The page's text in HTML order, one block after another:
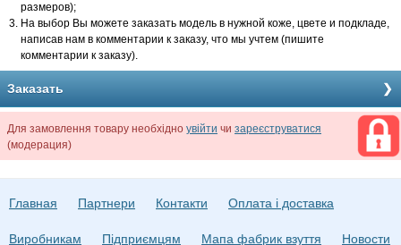
размеров);
На выбор Вы можете заказать модель в нужной коже, цвете и подкладе,
написав нам в комментарии к заказу, что мы учтем (пишите
комментарии к заказу).
Заказать
Для замовлення товару необхідно увійти чи зареєструватися
(модерация)
Главная Партнери Контакти Оплата і доставка
Виробникам Підприємцям Мапа фабрик взуття Новости